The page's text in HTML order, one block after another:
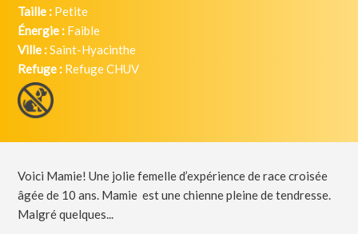
Taille : Petite
Énergie : Faible
Ville :Saint-Hyacinthe
Refuge : Refuge CHUV
Voici Mamie! Une jolie femelle d’expérience de race croisée
âgée de 10 ans. Mamie est une chienne pleine de tendresse.
Malgré quelques...